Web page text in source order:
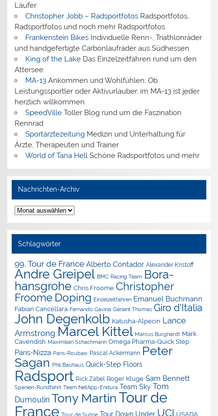
Läufer
Christopher Jobb – RadsportfotosRadsportfotos,
Radsportfotos und noch mehr Radsportfotos
Frankenstein BikesIndividuelle Renn-, Triathlonräder
und handgefertigte Carbonlaufräder aus Südhessen
King of the LakeDas Einzelzeitfahren rund um den
Attersee
MA-13Ankommen und Wohlfühlen: Ob
Leistungssportler oder Aktivurlauber, im MA-13 ist jeder
herzlich willkommen.
SpeedVilleToller Blog rund um die Faszination
Rennrad
SportärztezeitungMedizin und Unterhaltung für
Ärzte, Therapeuten und Trainer
World of Tana HellSchöne Radsportfotos und mehr
Nachrichten-Archiv
Nachrichten-
Archiv
Schlagwörter
99. Tour de France Alberto Contador Alexander Kristoff
Andre Greipel BMC Racing Team Bora-
hansgrohe Chris Froome Christopher
Froome Doping Einzelzeitfahren Emanuel Buchmann
Fabian Cancellara Fernando Gaviria Geraint Thomas Giro d'Italia
John Degenkolb Katusha-Alpecin Lance
Armstrong Marcel Kittel Marcus Burghardt Mark
Cavendish Maximilian Schachmann Omega Pharma-Quick Step
Paris-Nizza Paris-Roubaix Pascal Ackermann Peter
Sagan Phil Bauhaus Quick-Step Floors
Radsport Rick Zabel Roger Kluge Sam Bennett
Spanien-Rundfahrt Team NetApp-Endura Team Sky Tom
Dumoulin Tony Martin Tour de
France
Tour Down Under UCI USADA